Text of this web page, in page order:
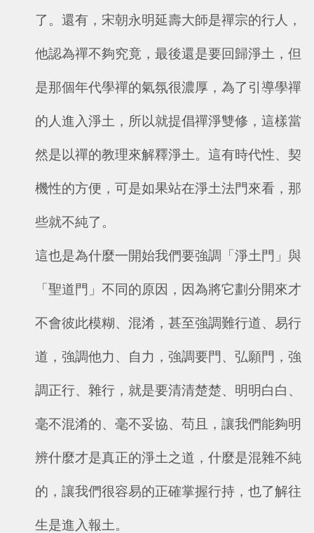
了。還有，宋朝永明延壽大師是禪宗的行人，
他認為禪不夠究竟，最後還是要回歸淨土，但
是那個年代學禪的氣氛很濃厚，為了引導學禪
的人進入淨土，所以就提倡禪淨雙修，這樣當
然是以禪的教理來解釋淨土。這有時代性、契
機性的方便，可是如果站在淨土法門來看，那
些就不純了。
這也是為什麼一開始我們要強調「淨土門」與
「聖道門」不同的原因，因為將它劃分開來才
不會彼此模糊、混淆，甚至強調難行道、易行
道，強調他力、自力，強調要門、弘願門，強
調正行、雜行，就是要清清楚楚、明明白白、
毫不混淆的、毫不妥協、苟且，讓我們能夠明
辨什麼才是真正的淨土之道，什麼是混雜不純
的，讓我們很容易的正確掌握行持，也了解往
生是進入報土。